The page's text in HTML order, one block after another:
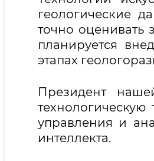
геологические
точно оценивать
планируется
этапах
Президент
управления и
интеллекта.